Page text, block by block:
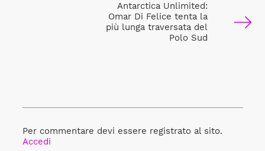
Antarctica Unlimited:
Omar Di Felice tenta la
più lunga traversata del
Polo Sud
Per commentare devi essere registrato al sito.
Accedi